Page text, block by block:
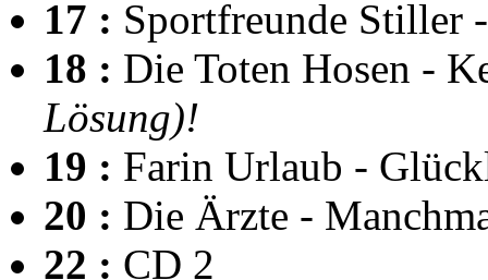
17 : Sportfreunde Stiller
18 : Die Toten Hosen -
Lösung)!
19 : Farin Urlaub -
20 : Die Ärzte -
22 : CD 2